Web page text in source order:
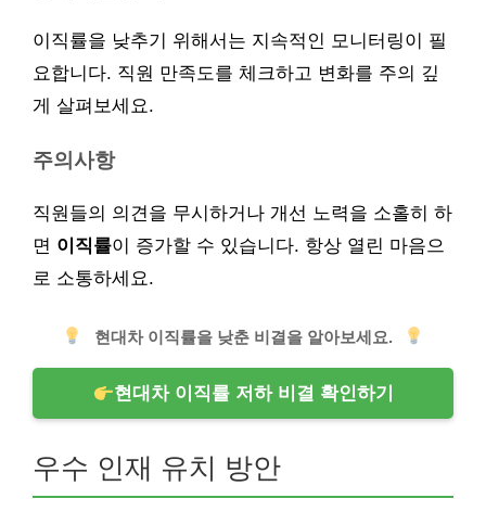
이직률을 낮추기 위해서는 지속적인 모니터링이 필
요합니다. 직원 만족도를 체크하고 변화를 주의 깊
게 살펴보세요.
주의사항
직원들의 의견을 무시하거나 개선 노력을 소홀히 하
면 이직률이 증가할 수 있습니다. 항상 열린 마음으
로 소통하세요.
현대차 이직률을 낮춘 비결을 알아보세요.
현대차 이직률 저하 비결 확인하기
우수 인재 유치 방안